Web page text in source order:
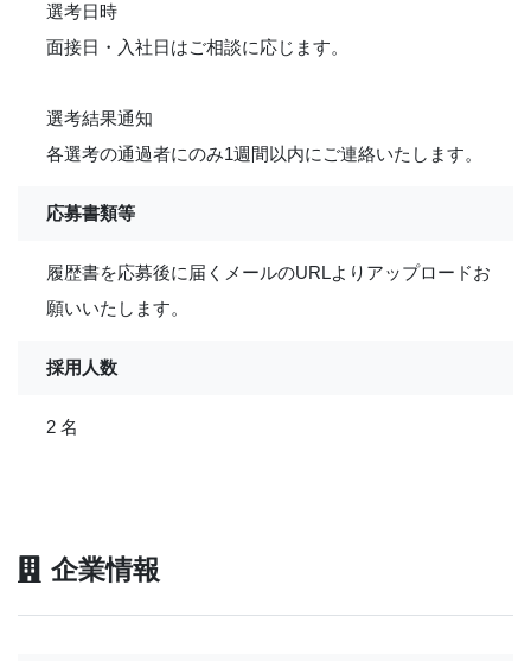
選考日時
面接日・入社日はご相談に応じます。
選考結果通知
各選考の通過者にのみ1週間以内にご連絡いたします。
応募書類等
履歴書を応募後に届くメールのURLよりアップロードお
願いいたします。
採用人数
2 名
企業情報